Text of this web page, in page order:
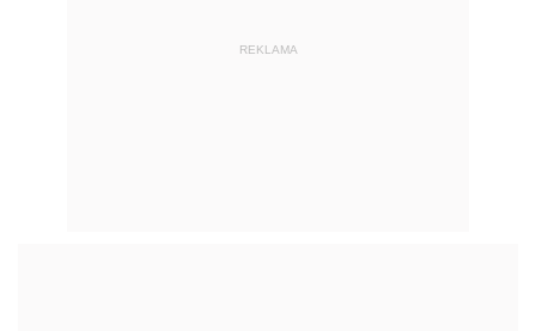
REKLAMA